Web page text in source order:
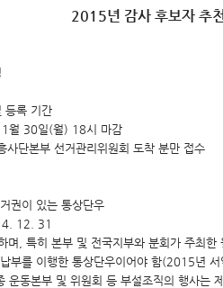
2015년 감사 후보자 추
등록 기간
월 30일(월) 18시 마감
단본부 선거관리위원회 도착 분만 접수
권이 있는 통상단우
12. 31
며, 특히 본부 및 전국지부와 분회가 주최
부를 이행한 통상단우이어야 함(2015년
운동본부 및 위원회 등 부설조직의 행사는